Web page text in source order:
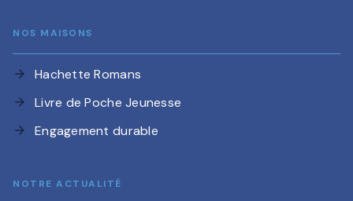
NOS MAISONS
arrow_forward Hachette Romans
arrow_forward Livre de Poche Jeunesse
arrow_forward Engagement durable
NOTRE ACTUALITÉ